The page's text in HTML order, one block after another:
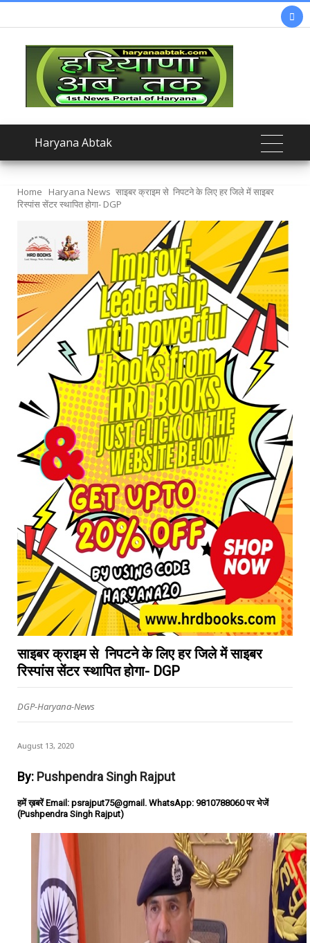

Haryana Abtak
Home Haryana News साइबर क्राइम से निपटने के लिए हर जिले में साइबर
रिस्पांस सेंटर स्थापित होगा- DGP
साइबर क्राइम से निपटने के लिए हर जिले में साइबर
रिस्पांस सेंटर स्थापित होगा- DGP
DGP-Haryana-News
August 13, 2020
By: Pushpendra Singh Rajput
हमें ख़बरें Email: psrajput75@gmail. WhatsApp: 9810788060 पर भेजें
(Pushpendra Singh Rajput)